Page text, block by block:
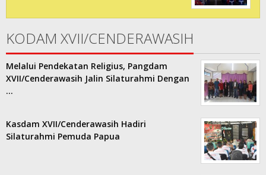
KODAM XVII/CENDERAWASIH
Melalui Pendekatan Religius, Pangdam
XVII/Cenderawasih Jalin Silaturahmi Dengan
…
Kasdam XVII/Cenderawasih Hadiri
Silaturahmi Pemuda Papua